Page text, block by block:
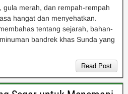
gula merah, dan rempah-rempah
hangat dan menyehatkan.
tentang sejarah, bahan-
bandrek khas Sunda yang
Read Post